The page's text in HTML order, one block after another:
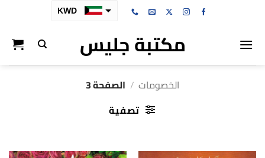
KWD
مكتبة جليس
الخصومات / الصفحة 3
تصفية